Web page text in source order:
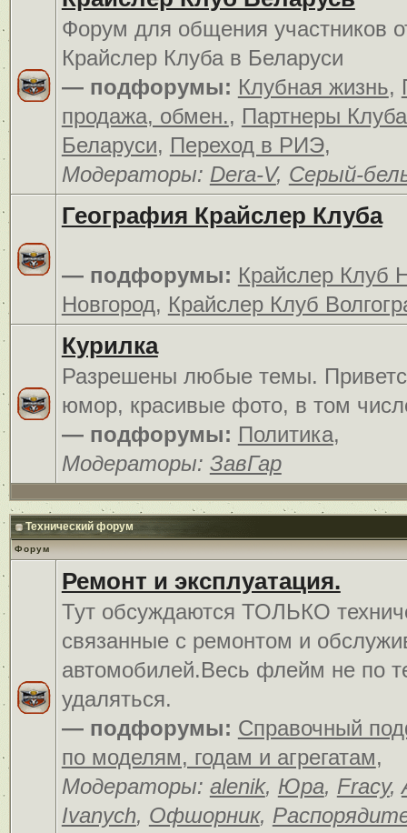
Форум для общения участников
Крайслер Клуба в Беларуси
— подфорумы: Клубная жизнь,
продажа, обмен., Партнеры
Беларуси, Переход в РИЭ,
Модераторы: Dera-V, Серый-
География Крайслер Клуба
— подфорумы: Крайслер Клуб
Новгород, Крайслер Клуб
Курилка
Разрешены любые темы.
юмор, красивые фото, в том
— подфорумы: Политика,
Модераторы: ЗавГар
Технический форум
Форум
Ремонт и эксплуатация.
Тут обсуждаются ТОЛЬКО
связанные с ремонтом и
автомобилей.Весь флейм не по
удаляться.
— подфорумы: Справочный
по моделям, годам и агрегатам,
Модераторы: alenik, Юра, Fracy,
Ivanych, Офшорник,